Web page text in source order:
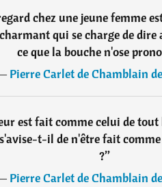
chez une jeune femme
qui se charge de dire
ce que la bouche n'ose
Pierre Carlet de Chamblain
est fait comme celui de tout
t-il de n'être fait
?”
Pierre Carlet de Chamblain